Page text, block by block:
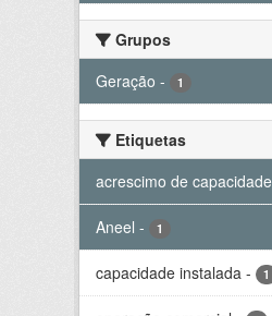
Grupos
Geração - 1
Etiquetas
acrescimo de capacidade
Aneel - 1
capacidade instalada - 1